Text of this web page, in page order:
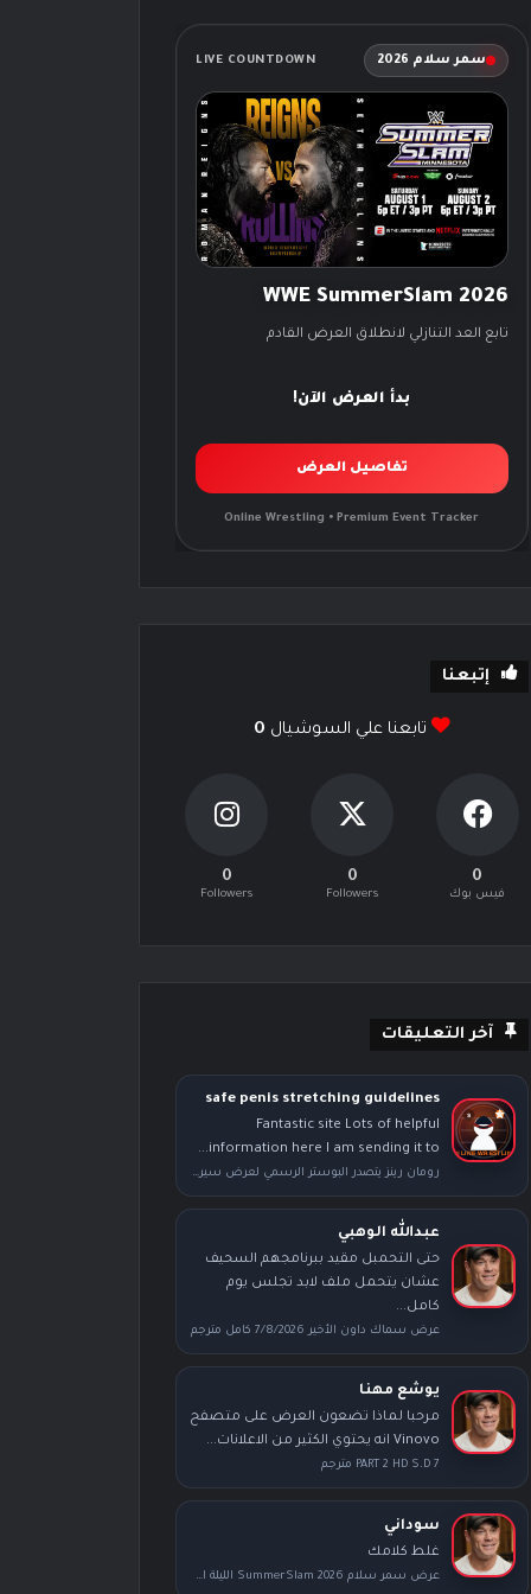
سمر سلام 2026 LIVE COUNTDOWN
WWE SummerSlam 2026
تابع العد التنازلي لانطلاق العرض القادم
بدأ العرض الآن!
تفاصيل العرض
Online Wrestling • Premium Event Tracker
إتبعنا
تابعنا علي السوشيال 0
0
فيس بوك
0
Followers
0
Followers
آخر التعليقات
safe penis stretching guidelines
Fantastic site Lots of helpful
information here I am sending it to...
رومان رينز يتصدر البوستر الرسمي لعرض سيرفايفر سيريز بعد محطة راسلمينيا
عبدالله الوهبي
حتى التحمبل مقيد ببرنامجهم السحيف
عشان يتحمل ملف لابد تجلس يوم
كامل...
عرض سماك داون الأخير 7/8/2026 كامل مترجم
يوشع مهنا
مرحبا لماذا تضعون العرض على متصفح
Vinovo انه يحتوي الكثير من الاعلانات...
PART 2 HD S.D 7 مترجم
سوداني
غلط كلامك
عرض سمر سلام SummerSlam 2026 الليلة الأولى كامل مترجم